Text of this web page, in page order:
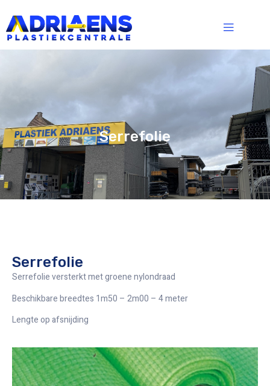
Serrefolie
Serrefolie
Serrefolie versterkt met groene nylondraad
Beschikbare breedtes 1m50 – 2m00 – 4 meter
Lengte op afsnijding